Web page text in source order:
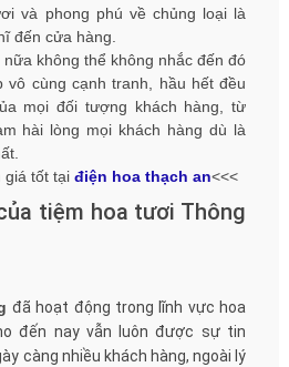
và phong phú về chủng loại là
đến cửa hàng.
không thể không nhắc đến đó
vô cùng cạnh tranh, hầu hết đều
mọi đối tượng khách hàng, từ
hài lòng mọi khách hàng dù là
giá tốt tại điện hoa thạch an<<<
tiệm hoa tươi Thông
đã hoạt động trong lĩnh vực hoa
đến nay vẫn luôn được sự tin
càng nhiều khách hàng, ngoài lý